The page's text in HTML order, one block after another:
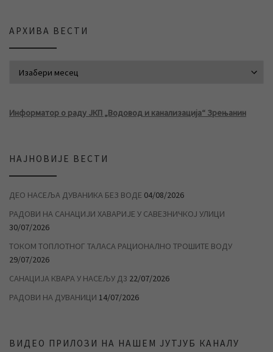
АРХИВА ВЕСТИ
Информатор о раду ЈКП „Водовод и канализација“ Зрењанин
НАЈНОВИЈЕ ВЕСТИ
ДЕО НАСЕЉА ДУВАНИКА БЕЗ ВОДЕ 04/08/2026
РАДОВИ НА САНАЦИЈИ ХАВАРИЈЕ У САВЕЗНИЧКОЈ УЛИЦИ
30/07/2026
ТОКОМ ТОПЛОТНОГ ТАЛАСА РАЦИОНАЛНО ТРОШИТЕ ВОДУ
29/07/2026
САНАЦИЈА КВАРА У НАСЕЉУ Д3 22/07/2026
РАДОВИ НА ДУВАНИЦИ 14/07/2026
ВИДЕО ПРИЛОЗИ НА НАШЕМ ЈУТЈУБ КАНАЛУ